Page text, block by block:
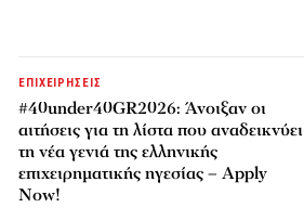
ΕΠΙΧΕΙΡΗΣΕΙΣ
#40under40GR2026: Άνοιξαν οι
αιτήσεις για τη λίστα που αναδεικνύει
τη νέα γενιά της ελληνικής
επιχειρηματικής ηγεσίας – Apply
Now!